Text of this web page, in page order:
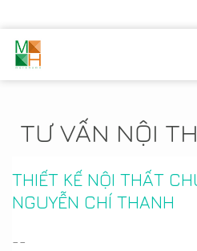
TƯ VẤN NỘI
THIẾT KẾ NỘI THẤT
NGUYỄN CHÍ THANH
--